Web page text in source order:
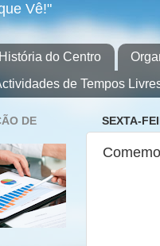
Vê!"
História do Centro
de Tempos
SEXTA-
DE